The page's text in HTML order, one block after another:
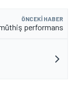
ÖNCEKI HABER
performans